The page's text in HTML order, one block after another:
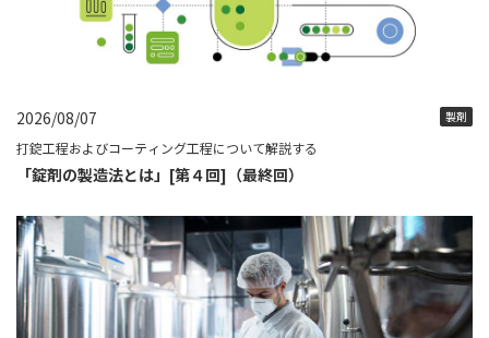
2026/08/07 製剤
打錠工程およびコーティング工程について解説する
「錠剤の製造法とは」[第４回]（最終回）